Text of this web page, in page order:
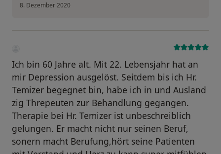
8. Dezember 2020
Ich bin 60 Jahre alt. Mit 22. Lebensjahr hat an
mir Depression ausgelöst. Seitdem bis ich Hr.
Temizer begegnet bin, habe ich in und Ausland
zig Threpeuten zur Behandlung gegangen.
Therapie bei Hr. Temizer ist unbeschreiblich
gelungen. Er macht nicht nur seinen Beruf,
sonern macht Berufung,hört seine Patienten